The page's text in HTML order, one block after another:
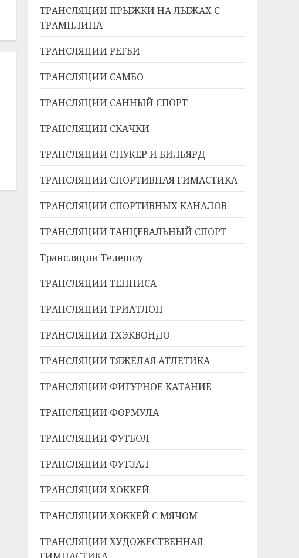
ТРАНСЛЯЦИИ ПРЫЖКИ НА ЛЫЖАХ С
ТРАМПЛИНА
ТРАНСЛЯЦИИ РЕГБИ
ТРАНСЛЯЦИИ САМБО
ТРАНСЛЯЦИИ САННЫЙ СПОРТ
ТРАНСЛЯЦИИ СКАЧКИ
ТРАНСЛЯЦИИ СНУКЕР И БИЛЬЯРД
ТРАНСЛЯЦИИ СПОРТИВНАЯ ГИМАСТИКА
ТРАНСЛЯЦИИ СПОРТИВНЫХ КАНАЛОВ
ТРАНСЛЯЦИИ ТАНЦЕВАЛЬНЫЙ СПОРТ
Трансляции Телешоу
ТРАНСЛЯЦИИ ТЕННИСА
ТРАНСЛЯЦИИ ТРИАТЛОН
ТРАНСЛЯЦИИ ТХЭКВОНДО
ТРАНСЛЯЦИИ ТЯЖЕЛАЯ АТЛЕТИКА
ТРАНСЛЯЦИИ ФИГУРНОЕ КАТАНИЕ
ТРАНСЛЯЦИИ ФОРМУЛА
ТРАНСЛЯЦИИ ФУТБОЛ
ТРАНСЛЯЦИИ ФУТЗАЛ
ТРАНСЛЯЦИИ ХОККЕЙ
ТРАНСЛЯЦИИ ХОККЕЙ С МЯЧОМ
ТРАНСЛЯЦИИ ХУДОЖЕСТВЕННАЯ